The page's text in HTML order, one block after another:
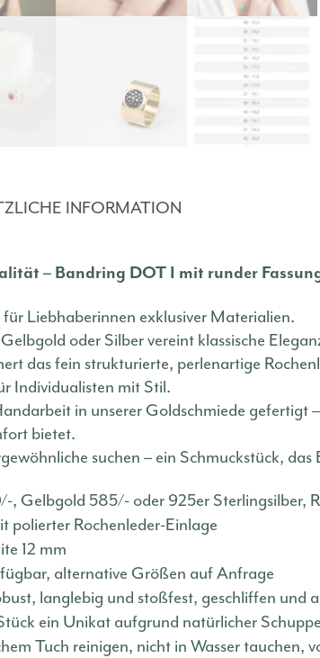
INFORMATION
– Bandring DOT I mit runder
Liebhaberinnen exklusiver Materialien.
oder Silber vereint klassische
das fein strukturierte, perlenartige
Individualisten mit Stil.
in unserer Goldschmiede
bietet.
suchen – ein Schmuckstück,
, Gelbgold 585/- oder 925er Sterlingsilber,
polierter Rochenleder-Einlage
12 mm
alternative Größen auf Anfrage
langlebig und stoßfest, geschliffen und
ein Unikat aufgrund natürlicher
Tuch reinigen, nicht in Wasser tauchen,